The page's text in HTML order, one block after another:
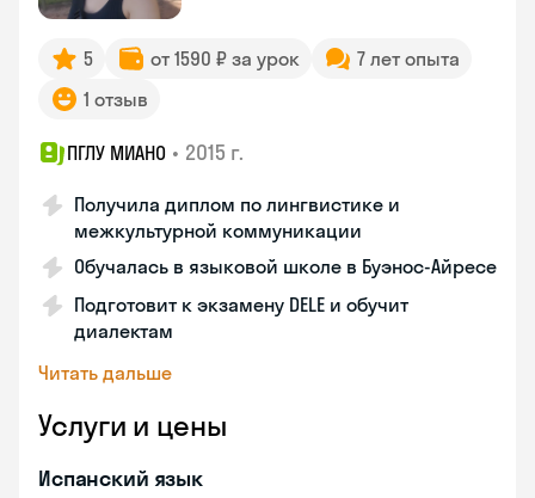
5 от 1590 ₽ за урок
7 лет опыта
1 отзыв
ПГЛУ МИАНО • 2015 г.
Получила диплом по лингвистике и
межкультурной коммуникации
Обучалась в языковой школе в Буэнос-Айресе
Подготовит к экзамену DELE и обучит
диалектам
Читать дальше
Услуги и цены
Испанский язык